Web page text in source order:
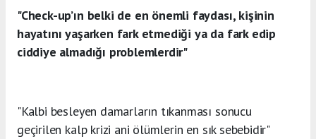
"Check-up’ın belki de en önemli faydası, kişinin
hayatını yaşarken fark etmediği ya da fark edip
ciddiye almadığı problemlerdir"
"Kalbi besleyen damarların tıkanması sonucu
geçirilen kalp krizi ani ölümlerin en sık sebebidir"